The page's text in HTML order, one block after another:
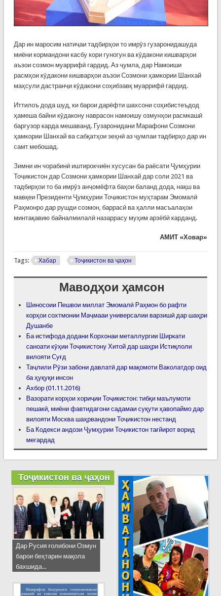
Дар ин маросим натиҷаи тадбирҳои то имрӯз гузаронидашуда
миёни кормандони касбу кори гуногун ва кӯдакони кишварҳои
аъзои созмон муаррифӣ гардид. Аз ҷумла, дар Намоиши
расмҳои кӯдакони кишварҳои аъзои Созмони ҳамкории Шанхай
маҳсули дастранҷи кӯдакони соҳибзавқ муаррифӣ гардид.
Иттилоъ дода шуд, ки барои дарёфти шахсони соҳибистеъдод
ҳамеша байни кӯдакону наврасон намоишу озмунҳои расмкашӣ
баргузор карда мешаванд. Гузаронидани Марафони Созмони
ҳамкории Шанхай ва сабқатҳои зеҳнӣ аз ҷумлаи тадбирҳо дар ин
самт мебошад.
Зимни ин чорабинӣ иштирокчиён хусусан ба раёсати Ҷумҳурии
Тоҷикистон дар Созмони ҳамкории Шанхай дар соли 2021 ва
тадбирҳои то ба имрӯз анҷомёфта баҳои баланд дода, нақш ва
мавқеи Президенти Ҷумҳурии Тоҷикистон муҳтарам Эмомалӣ
Раҳмонро дар рушди созмон, баррасӣ ва ҳалли масъалаҳои
минтақавию байналмилалӣ назаррасу муҳим арзёбӣ карданд.
АМИТ «Ховар»
Tags: Хабар Тоҷикистон ва ҷаҳон
Маводҳои ҳамсон
Шиносоии Пешвои миллат Эмомалӣ Раҳмон бо рафти
корҳои сохтмонии Маҷмааи универсалии варзишӣ дар шаҳри
Душанбе
Ба истифода додани Корхонаи металлургии Ширкати
саноати кӯҳии Тоҷикистону Хитой дар шаҳри Истиқлоли
вилояти Суғд
Таҷлили Рӯзи забони давлатӣ дар мақомоти Ваколатдор оид
ба ҳуқуқи инсон
Ахбор (01.11.2016)
Вазорати корҳои хориҷии Тоҷикистон: тибқи маълумоти
пешакӣ, миёни фавтидагони садамаи суқути ҳавопаймо дар
вилояти Москва шаҳрвандони Тоҷикистон нестанд
Ба Кодекси андози Ҷумҳурии Тоҷикистон тағйирот ворид
мегардад
Тоҷикистон ва ҷаҳон
Дар Русия ғолибони Озмун
барои беҳтарин мақола
бахшида...